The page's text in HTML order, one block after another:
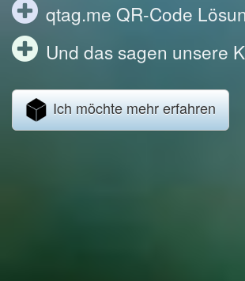
qtag.me QR-Code
Und das sagen unsere
Ich möchte mehr erfahren